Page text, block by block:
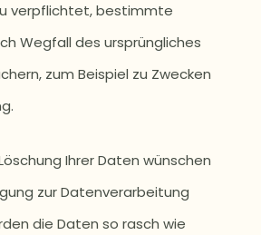
verpflichtet, bestimmte
Wegfall des ursprüngliches
zum Beispiel zu Zwecken
Ihrer Daten wünschen
zur Datenverarbeitung
die Daten so rasch wie